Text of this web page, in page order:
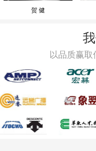
贺 健
以品质赢